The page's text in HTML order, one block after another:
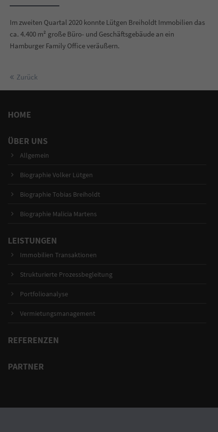
Im zweiten Quartal 2020 konnte Lütgen Breiholdt Immobilien das
ca. 4.400 m² große Büro- und Geschäftsgebäude an ein
Hamburger Family Office veräußern.
Zurück
HOME
ÜBER UNS
Allgemein
Biographie Volker Lütgen
Biographie Tobias Breiholdt
Biographie Malicia Martens
LEISTUNGEN
Immobilien Transaktionen
Strukturierte Prozessbegleitung
Portfolioanalyse
Vermietungsmanagement
REFERENZEN
PARTNER